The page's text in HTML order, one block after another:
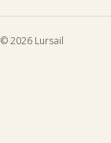
© 2026 Lursail